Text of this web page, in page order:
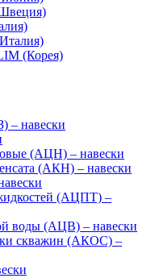
(Корея)
– навески
(АЦН) – навески
(АКН) – навески
(АЦПТ) –
воды (АЦВ) – навески
скважин (АКОС) –